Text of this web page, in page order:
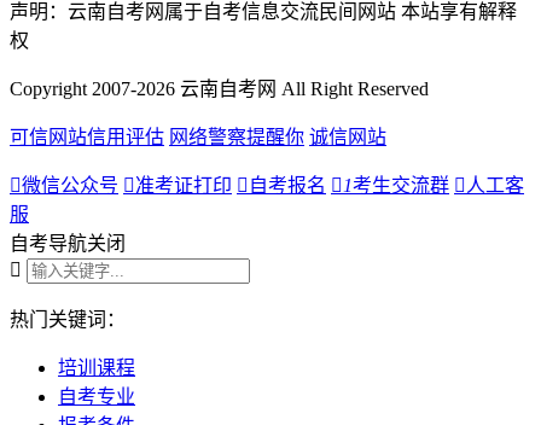
声明：云南自考网属于自考信息交流民间网站 本站享有解释
权
Copyright 2007-2026 云南自考网 All Right Reserved
可信网站信用评估 网络警察提醒你 诚信网站
微信公众号 准考证打印  自考报名  1考生交流群  人工客
服
自考导航关闭

热门关键词：
培训课程
自考专业